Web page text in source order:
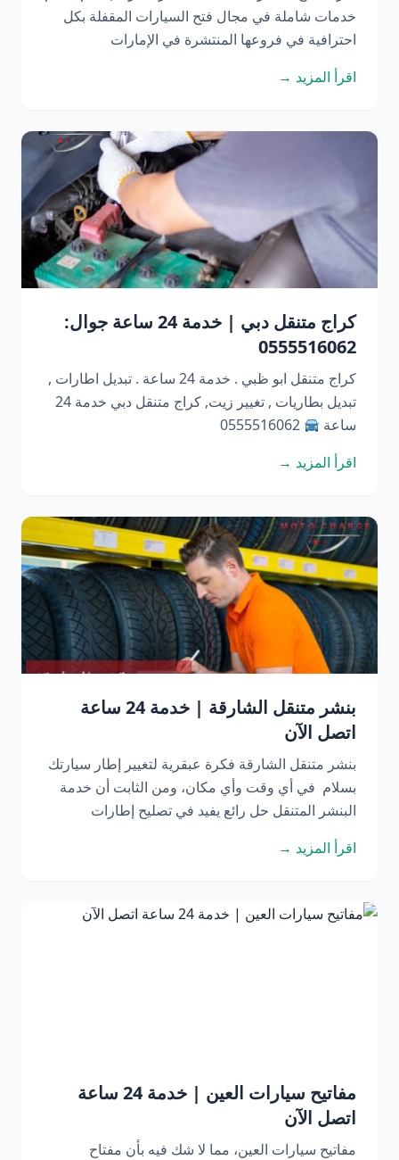
خدمات شاملة في مجال فتح السيارات المقفلة بكل
احترافية في فروعها المنتشرة في الإمارات
اقرأ المزيد →
كراج متنقل دبي | خدمة 24 ساعة جوال:
0555516062
كراج متنقل ابو ظبي . خدمة 24 ساعة . تبديل اطارات ,
تبديل بطاريات , تغيير زيت, كراج متنقل دبي خدمة 24
ساعة
0555516062
اقرأ المزيد →
بنشر متنقل الشارقة | خدمة 24 ساعة
اتصل الآن
بنشر متنقل الشارقة فكرة عبقرية لتغيير إطار سيارتك
بسلام في أي وقت وأي مكان، ومن الثابت أن خدمة
البنشر المتنقل حل رائع يفيد في تصليح إطارات
اقرأ المزيد →
مفاتيح سيارات العين | خدمة 24 ساعة
اتصل الآن
مفاتيح سيارات العين، مما لا شك فيه بأن مفتاح